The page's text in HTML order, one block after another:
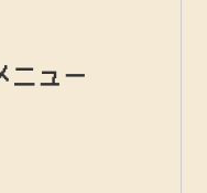
ニュー